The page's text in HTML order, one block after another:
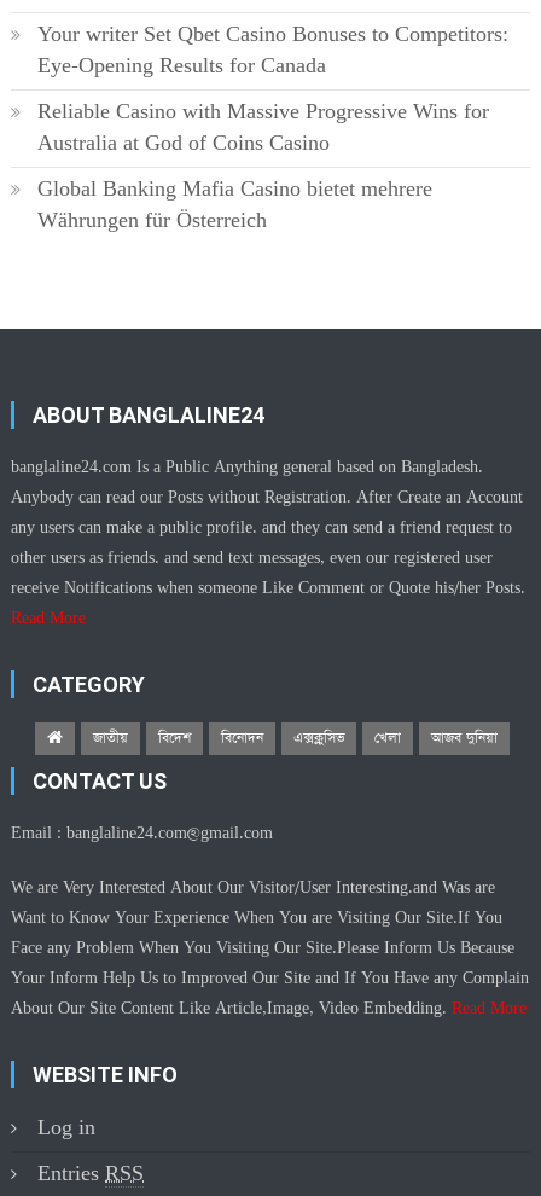
Your writer Set Qbet Casino Bonuses to Competitors:
Eye-Opening Results for Canada
Reliable Casino with Massive Progressive Wins for
Australia at God of Coins Casino
Global Banking Mafia Casino bietet mehrere
Währungen für Österreich
ABOUT BANGLALINE24
banglaline24.com Is a Public Anything general based on Bangladesh.
Anybody can read our Posts without Registration. After Create an Account
any users can make a public profile. and they can send a friend request to
other users as friends. and send text messages, even our registered user
receive Notifications when someone Like Comment or Quote his/her Posts.
Read More
CATEGORY
জাতীয় বিদেশ বিনোদন এক্সক্লুসিভ খেলা আজব দুনিয়া
CONTACT US
Email :banglaline24.com@gmail.com
We are Very Interested About Our Visitor/User Interesting.and Was are
Want to Know Your Experience When You are Visiting Our Site.If You
Face any Problem When You Visiting Our Site.Please Inform Us Because
Your Inform Help Us to Improved Our Site and If You Have any Complain
About Our Site Content Like Article,Image, Video Embedding.Read More
WEBSITE INFO
Log in
EntriesRSS